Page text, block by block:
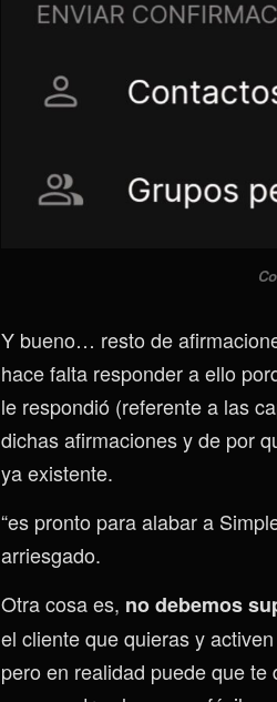
Y bueno… resto de
hace falta responder a ello
le respondió (referente a las
dichas afirmaciones y de por
ya existente.
“es pronto para alabar a
arriesgado.
Otra cosa es, no debemos
el cliente que quieras y
pero en realidad puede que te